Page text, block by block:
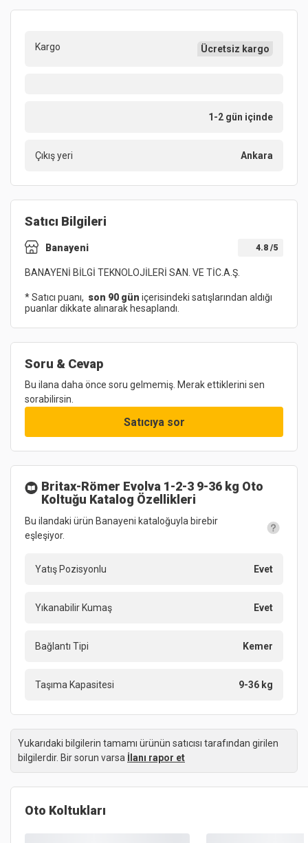
Kargo Ücretsiz kargo
1-2 gün içinde
Çıkış yeri Ankara
Satıcı Bilgileri
Banayeni 4.8 /5
BANAYENİ BİLGİ TEKNOLOJİLERİ SAN. VE TİC.A.Ş.
* Satıcı puanı, son 90 gün içerisindeki satışlarından aldığı
puanlar dikkate alınarak hesaplandı.
Soru & Cevap
Bu ilana daha önce soru gelmemiş. Merak ettiklerini sen
sorabilirsin.
Satıcıya sor
Britax-Römer Evolva 1-2-3 9-36 kg Oto
Koltuğu Katalog Özellikleri
Bu ilandaki ürün Banayeni kataloğuyla birebir
eşleşiyor.
Yatış Pozisyonlu Evet
Yıkanabilir Kumaş Evet
Bağlantı Tipi Kemer
Taşıma Kapasitesi 9-36 kg
Yukarıdaki bilgilerin tamamı ürünün satıcısı tarafından girilen
bilgilerdir. Bir sorun varsa İlanı rapor et
Oto Koltukları